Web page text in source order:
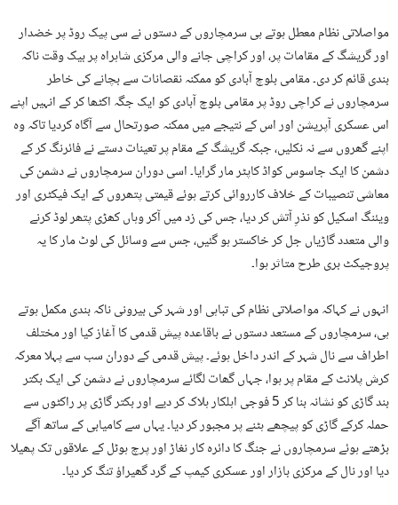
مواصلاتی نظام معطل ہوتے ہی سرمچاروں کے دستوں نے سی پیک روڈ پر خضدار
اور گریشگ کے مقامات پر، اور کراچی جانے والی مرکزی شاہراہ پر بیک وقت ناکہ
بندی قائم کر دی۔ مقامی بلوچ آبادی کو ممکنہ نقصانات سے بچانے کی خاطر
سرمچاروں نے کراچی روڈ پر مقامی بلوچ آبادی کو ایک جگہ اکٹھا کر کے انہیں اپنے
اس عسکری آپریشن اور اس کے نتیجے میں ممکنہ صورتحال سے آگاہ کردیا تاکہ وہ
اپنے گھروں سے نہ نکلیں، جبکہ گریشگ کے مقام پر تعینات دستے نے فائرنگ کر کے
دشمن کا ایک جاسوس کواڈ کاپٹر مار گرایا۔ اسی دوران سرمچاروں نے دشمن کی
معاشی تنصیبات کے خلاف کارروائی کرتے ہوئے قیمتی پتھروں کے ایک فیکٹری اور
ویئنگ اسکیل کو نذرِ آتش کر دیا، جس کی زد میں آکر وہاں کھڑی پتھر لوڈ کرنے
والی متعدد گاڑیاں جل کر خاکستر ہو گئیں، جس سے وسائل کی لوٹ مار کا یہ
پروجیکٹ بری طرح متاثر ہوا۔
انہوں نے کہاکہ مواصلاتی نظام کی تباہی اور شہر کی بیرونی ناکہ بندی مکمل ہوتے
ہی، سرمچاروں کے مستعد دستوں نے باقاعدہ پیش قدمی کا آغاز کیا اور مختلف
اطراف سے نال شہر کے اندر داخل ہوئے۔ پیش قدمی کے دوران سب سے پہلا معرکہ
کرش پلانٹ کے مقام پر ہوا، جہاں گھات لگائے سرمچاروں نے دشمن کی ایک بکتر
بند گاڑی کو نشانہ بنا کر 5 فوجی اہلکار ہلاک کر دیے اور بکتر گاڑی پر راکٹوں سے
حملہ کرکے گاڑی کو پیچھے ہٹنے پر مجبور کر دیا۔ یہاں سے کامیابی کے ساتھ آگے
بڑھتے ہوئے سرمچاروں نے جنگ کا دائرہ کار نغاڑ اور پرچ ہوٹل کے علاقوں تک پھیلا
دیا اور نال کے مرکزی بازار اور عسکری کیمپ کے گرد گھیراؤ تنگ کر دیا۔